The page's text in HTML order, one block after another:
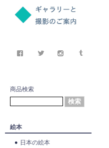
商品検索
絵本
日本の絵本